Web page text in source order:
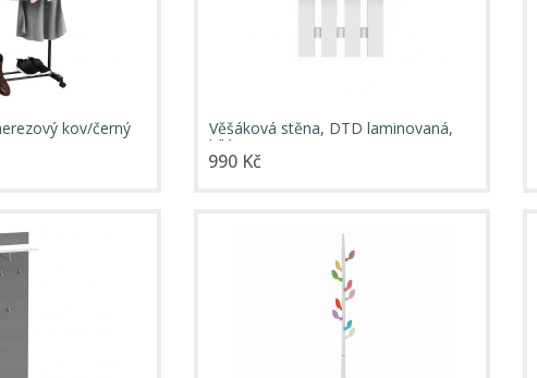
kov/černý
Věšáková stěna, DTD laminovaná,
bílá, TOPTY Typ 17
990 Kč